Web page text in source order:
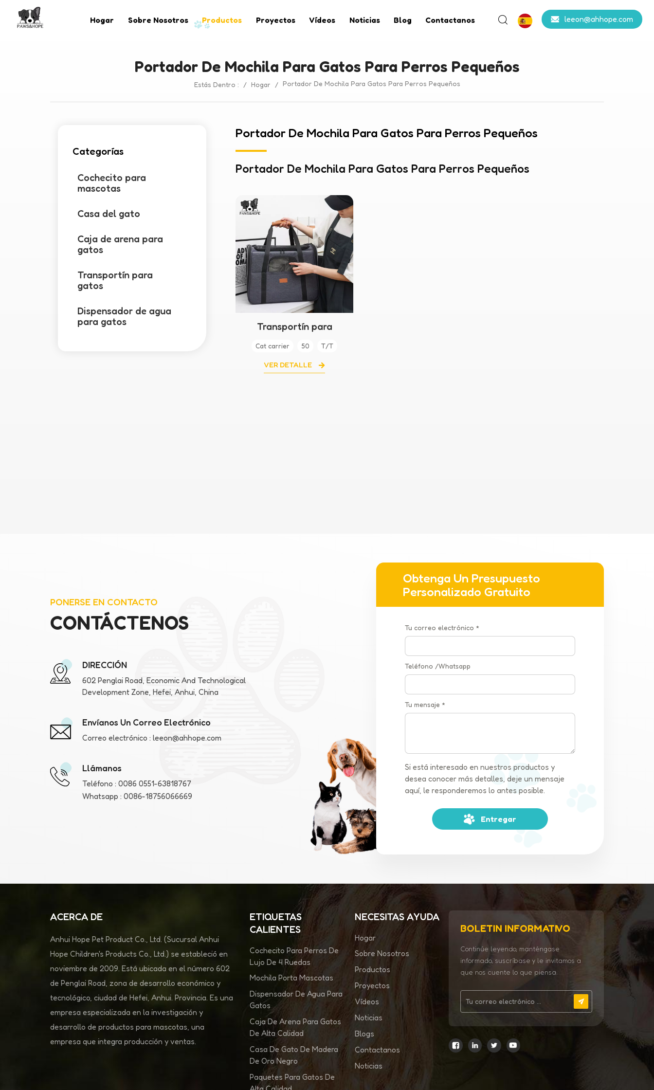
leeon@ahhope.com
Hogar Sobre Nosotros Productos Proyectos Vídeos Noticias Blog Contactanos
Portador De Mochila Para Gatos Para Perros Pequeños
Estás Dentro : / Hogar / Portador De Mochila Para Gatos Para Perros Pequeños
Portador De Mochila Para Gatos Para Perros Pequeños
Portador De Mochila Para Gatos Para Perros Pequeños
Transportín para
plegable con lados
suaves
Cat carrier 50 T/T
VER DETALLE
Categorías
Cochecito para
mascotas
Casa del gato
Caja de arena para
gatos
Transportín para
gatos
Dispensador de agua
para gatos
PONERSE EN CONTACTO
CONTÁCTENOS
DIRECCIÓN
602 Penglai Road, Economic And Technological
Development Zone, Hefei, Anhui, China
Envíanos Un Correo Electrónico
Correo electrónico :leeon@ahhope.com
Llámanos
Teléfono :0086 0551-63818767
Whatsapp :0086-18756066669
Obtenga Un Presupuesto
Personalizado Gratuito
Tu correo electrónico *
Teléfono /Whatsapp
Tu mensaje *
Si está interesado en nuestros productos y
desea conocer más detalles, deje un mensaje
aquí, le responderemos lo antes posible.
Entregar
ACERCA DE
Anhui Hope Pet Product Co., Ltd. (Sucursal Anhui
Hope Children's Products Co., Ltd.) se estableció en
noviembre de 2009. Está ubicada en el número 602
de Penglai Road, zona de desarrollo económico y
tecnológico, ciudad de Hefei, Anhui. Provincia. Es una
empresa especializada en la investigación y
desarrollo de productos para mascotas, una
empresa que integra producción y ventas.
ETIQUETAS
CALIENTES
Cochecito Para Perros De
Lujo De 4 Ruedas
Mochila Porta Mascotas
Dispensador De Agua Para
Gatos
Caja De Arena Para Gatos
De Alta Calidad
Casa De Gato De Madera
De Oro Negro
Paquetes Para Gatos De
NECESITAS AYUDA
Hogar
Sobre Nosotros
Productos
Proyectos
Vídeos
Noticias
Blogs
Contactanos
Noticias
BOLETIN INFORMATIVO
Continúe leyendo, manténgase
informado, suscríbase y le invitamos a
que nos cuente lo que piensa.